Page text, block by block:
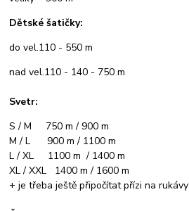
Dětské šatičky:
do vel.110 - 550 m
nad vel.110 - 140 - 750 m
Svetr:
S / M 750 m / 900 m
M / L 900 m / 1100 m
L / XL 1100 m / 1400 m
XL / XXL 1400 m / 1600 m
+ je třeba ještě připočítat přízi na rukávy